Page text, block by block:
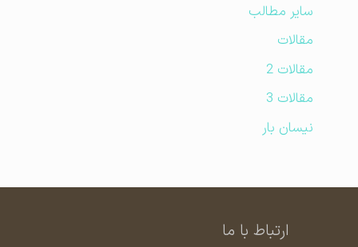
سایر مطالب
مقالات
مقالات 2
مقالات 3
نیسان بار
ارتباط با ما